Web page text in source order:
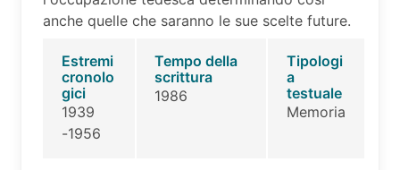
anche quelle che saranno le sue scelte future.
Estremi
cronolo
gici
1939
-1956
Tempo della
scrittura
1986
Tipologi
a
testuale
Memoria